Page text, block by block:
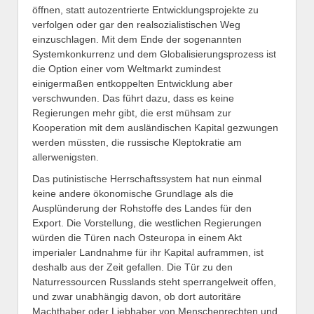
öffnen, statt autozentrierte Entwicklungsprojekte zu
verfolgen oder gar den realsozialistischen Weg
einzuschlagen. Mit dem Ende der sogenannten
Systemkonkurrenz und dem Globalisierungsprozess ist
die Option einer vom Weltmarkt zumindest
einigermaßen entkoppelten Entwicklung aber
verschwunden. Das führt dazu, dass es keine
Regierungen mehr gibt, die erst mühsam zur
Kooperation mit dem ausländischen Kapital gezwungen
werden müssten, die russische Kleptokratie am
allerwenigsten.
Das putinistische Herrschaftssystem hat nun einmal
keine andere ökonomische Grundlage als die
Ausplünderung der Rohstoffe des Landes für den
Export. Die Vorstellung, die westlichen Regierungen
würden die Türen nach Osteuropa in einem Akt
imperialer Landnahme für ihr Kapital auframmen, ist
deshalb aus der Zeit gefallen. Die Tür zu den
Naturressourcen Russlands steht sperrangelweit offen,
und zwar unabhängig davon, ob dort autoritäre
Machthaber oder Liebhaber von Menschenrechten und